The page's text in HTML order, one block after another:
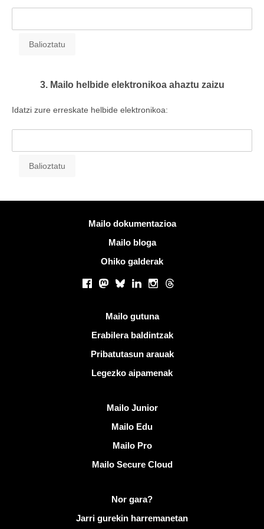
3. Mailo helbide elektronikoa ahaztu zaizu
Idatzi zure erreskate helbide elektronikoa:
Informazio gehiagoMailo dokumentazioa
Mailo bloga
Ohiko galderak
Facebook
Mastodon
BlueskyLinkedInInstagram
Threads
Mailo gutuna
Erabilera baldintzak
Pribatutasun arauak
Legezko aipamenak
Mailo Junior
Mailo Edu
Mailo Pro
Mailo Secure Cloud
Informazio gehiago Mailo helbidean
Nor gara?
Jarri gurekin harremanetan